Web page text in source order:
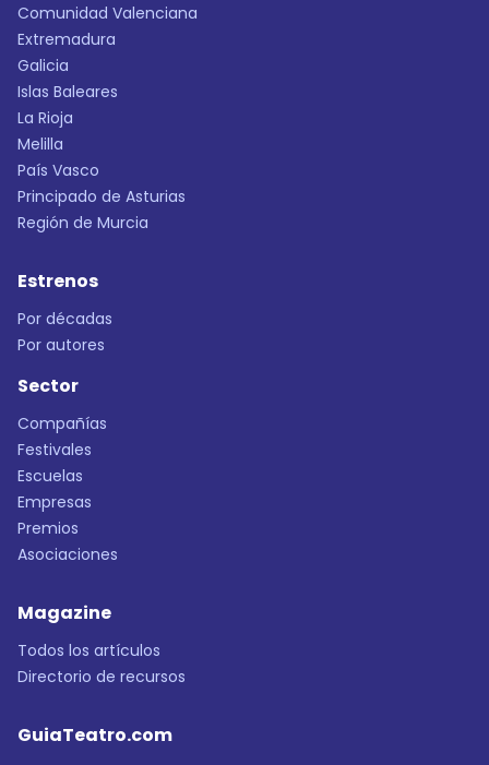
Comunidad Valenciana
Extremadura
Galicia
Islas Baleares
La Rioja
Melilla
País Vasco
Principado de Asturias
Región de Murcia
Estrenos
Por décadas
Por autores
Sector
Compañías
Festivales
Escuelas
Empresas
Premios
Asociaciones
Magazine
Todos los artículos
Directorio de recursos
GuiaTeatro.com